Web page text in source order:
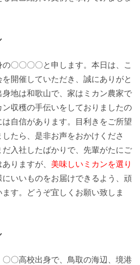
〇〇〇〇と申します。本日は、こ
を開催していただき、誠にありがと
身地は和歌山で、家は ミカン農家で
ン収穫の手伝いをしておりましたの
は自信があります。目利きをご所望
たら、是非お声をおかけくださ
入社したばかりで、先輩がたに ご
りますが、 美味しいミカンを選り
にいいものをお届けできるよう、頑
す。どうぞ宜しくお願い致しま
〇高校出身で、鳥取の海辺、境港